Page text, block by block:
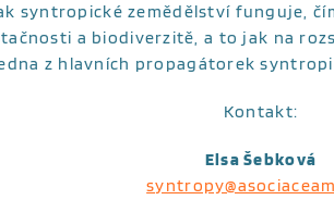
syntropické zemědělství funguje,
a biodiverzitě, a to jak na
z hlavních propagátorek
Kontakt:
Elsa Šebková